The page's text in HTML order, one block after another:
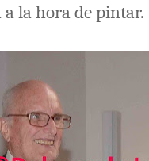
la hora de pintar.